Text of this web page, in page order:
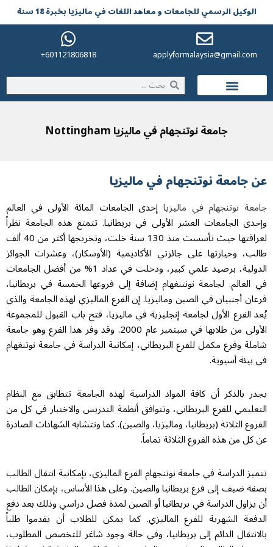
الرسمي للجامعات و معاهد اللغات في مالیزیا بخبرة 18 سنة
601121806818+
جامعة نوتنجهام في ماليزیا Nottingham
نوتنجهام في مالیزیا
نوتنجهام في ماليزياإحدى الجامعات المائة الأولى في العالم
الجامعات العشر الأولى في بريطانيا. تتمتع هذه الجامعة نظراً
لعراقتها حيث تأسست منذ 130 سنة خلت، وتخريجها أكثر من 40 ألف
وحيازتها على جائزتي الأكاديمية (الأوسكار)، وعشرات الجوائز
الدولية، برصيد علمي كبير، ودخلت في عداد 1% من أفضل الجامعات
لجامعة نونتنغهام إضافة إلى فروعها الخمسة في بريطانيا،
أجنبيان في الصين وماليزيا. إن الفرع الماليزي لهذه الجامعة والذي
الأول لجامعة إنجليزية في ماليزيا، فتح باب القبول للمجموعة
الأولى من طلابها في سبتمبر عام 2000. وقد وفر هذا الفرع وهو جامعة
وفرع مكمل للفرع البريطاني، إمكانية الدراسة في جامعة نوتنغهام
أسيوية.
بالذكر أن كافة المواد الدراسية لهذه الجامعة تتطابق مع النظام
للفرع البريطاني، وتتوافق أنظمة التدريس والاختبار في كل من
الثلاثة (بريطانيا، وماليزيا، والصين). كما وتتشابه الشهادات الصادرة
من هذه الفروع الثلاثة تماماً.
الدراسة في جامعة نوتنجهام الفرع الماليزي، بإمكانية انتقال الطالب
ضيف إلى فرع بريطانيا والصين. وعلى هذا الأساس، بإمكان الطالب
الدراسة في بريطانيا أو الصين لمدة فصل دراسي وذلك بعد دفع
الشهرية للفرع الماليزي. كما يمكن للطلاب أن يقدموا طلباً
الدائم إلى بريطانيا، وفي حالة وجود شاغر للتخصص المطلوب،